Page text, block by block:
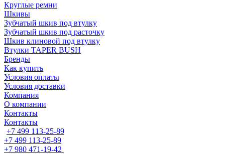
Круглые ремни
Шкивы
Зубчатый шкив под втулку
Зубчатый шкив под расточку
Шкив клиновой под втулку
Втулки TAPER BUSH
Бренды
Как купить
Условия оплаты
Условия доставки
Компания
О компании
Контакты
Контакты
+7 499 113-25-89
+7 499 113-25-89
+7 980 471-19-42